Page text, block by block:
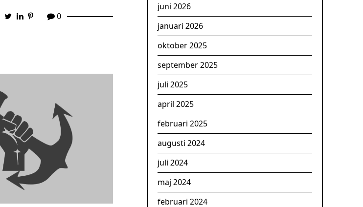
0
juni 2026
januari 2026
oktober 2025
september 2025
juli 2025
april 2025
februari 2025
augusti 2024
juli 2024
maj 2024
februari 2024